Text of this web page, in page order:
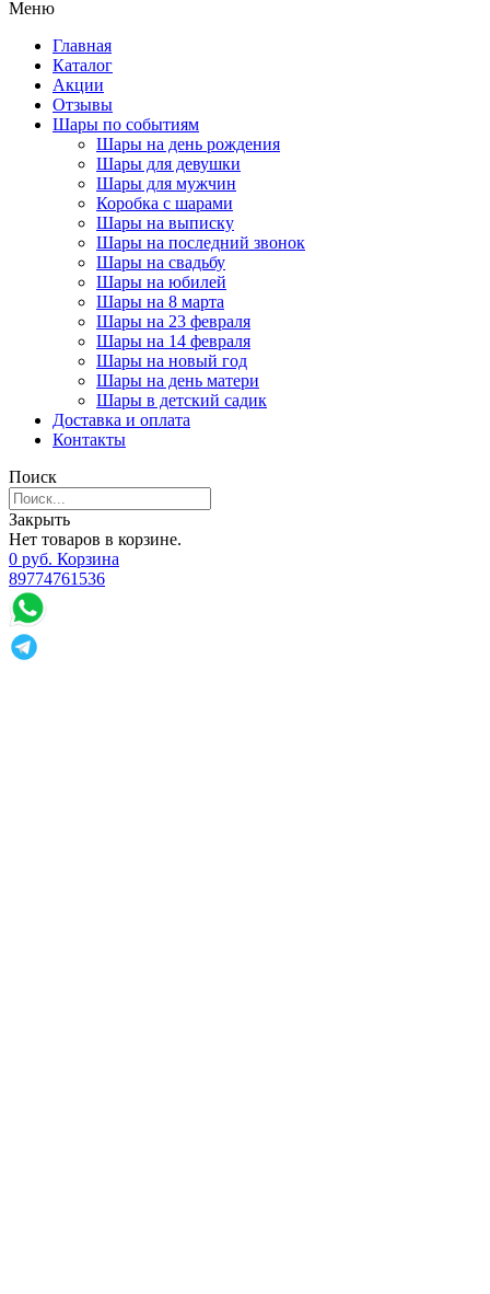
Меню
Главная
Каталог
Акции
Отзывы
Шары по событиям
Шары на день рождения
Шары для девушки
Шары для мужчин
Коробка с шарами
Шары на выписку
Шары на последний звонок
Шары на свадьбу
Шары на юбилей
Шары на 8 марта
Шары на 23 февраля
Шары на 14 февраля
Шары на новый год
Шары на день матери
Шары в детский садик
Доставка и оплата
Контакты
Поиск
Закрыть
Нет товаров в корзине.
0 руб. Корзина
89774761536